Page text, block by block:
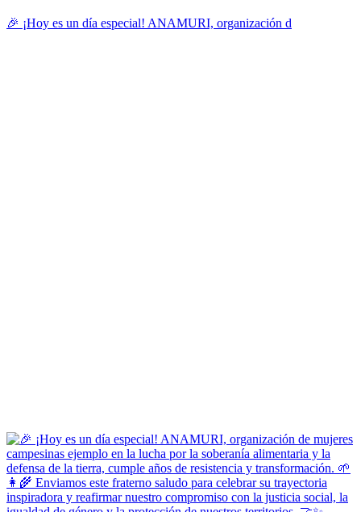
🎉 ¡Hoy es un día especial! ANAMURI, organización d